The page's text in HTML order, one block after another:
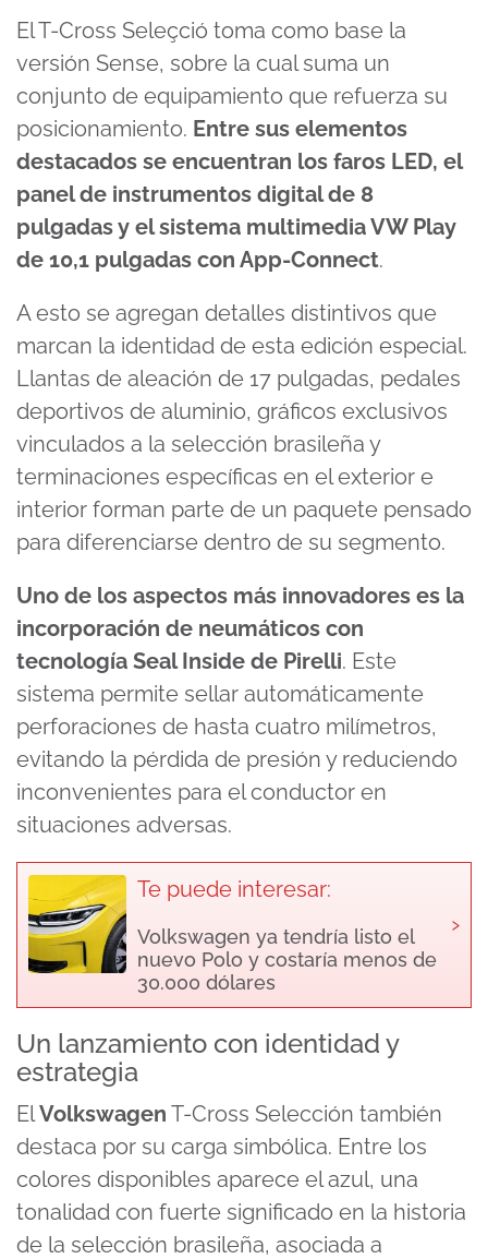
El T-Cross Seleçció toma como base la
versión Sense, sobre la cual suma un
conjunto de equipamiento que refuerza su
posicionamiento. Entre sus elementos
destacados se encuentran los faros LED, el
panel de instrumentos digital de 8
pulgadas y el sistema multimedia VW Play
de 10,1 pulgadas con App-Connect.
A esto se agregan detalles distintivos que
marcan la identidad de esta edición especial.
Llantas de aleación de 17 pulgadas, pedales
deportivos de aluminio, gráficos exclusivos
vinculados a la selección brasileña y
terminaciones específicas en el exterior e
interior forman parte de un paquete pensado
para diferenciarse dentro de su segmento.
Uno de los aspectos más innovadores es la
incorporación de neumáticos con
tecnología Seal Inside de Pirelli. Este
sistema permite sellar automáticamente
perforaciones de hasta cuatro milímetros,
evitando la pérdida de presión y reduciendo
inconvenientes para el conductor en
situaciones adversas.
Te puede interesar:
Volkswagen ya tendría listo el
nuevo Polo y costaría menos de
30.000 dólares
›
Un lanzamiento con identidad y
estrategia
ElVolkswagen T-Cross Selección también
destaca por su carga simbólica. Entre los
colores disponibles aparece el azul, una
tonalidad con fuerte significado en la historia
de la selección brasileña, asociada a